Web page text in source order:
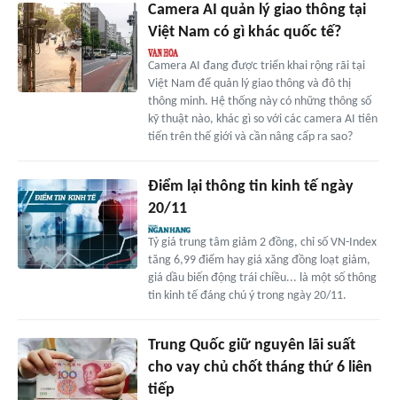
Camera AI quản lý giao thông tại
Việt Nam có gì khác quốc tế?
Camera AI đang được triển khai rộng rãi tại
Việt Nam để quản lý giao thông và đô thị
thông minh. Hệ thống này có những thông số
kỹ thuật nào, khác gì so với các camera AI tiên
tiến trên thế giới và cần nâng cấp ra sao?
Điểm lại thông tin kinh tế ngày
20/11
Tỷ giá trung tâm giảm 2 đồng, chỉ số VN-Index
tăng 6,99 điểm hay giá xăng đồng loạt giảm,
giá dầu biến động trái chiều... là một số thông
tin kinh tế đáng chú ý trong ngày 20/11.
Trung Quốc giữ nguyên lãi suất
cho vay chủ chốt tháng thứ 6 liên
tiếp